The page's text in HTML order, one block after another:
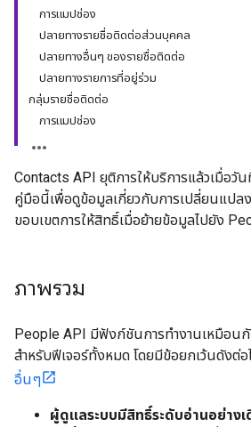
การแมปช่อง
ปลายทางรายชื่อติดต่อส่วนบุคคล
ปลายทางอื่นๆ ของรายชื่อติดต่อ
ปลายทางรายการที่อยู่ร่วม
กลุ่มรายชื่อติดต่อ
การแมปช่อง
Contacts API ยุติการให้บริการแล้วเมื่อวั
คู่มือนี้เพื่อดูข้อมูลเกี่ยวกับการเปลี่ยนแปล
ขอบเขตการให้สิทธิ์เมื่อย้ายข้อมูลไปยัง
ภาพรวม
People API มีฟังก์ชันการทำงานเหมือน
สำหรับฟีเจอร์ทั้งหมด โดยมีข้อยกเว้นดังต่
อื่นๆ
ผู้ดูแลระบบมีสิทธิ์ระดับอ่านอย่าง